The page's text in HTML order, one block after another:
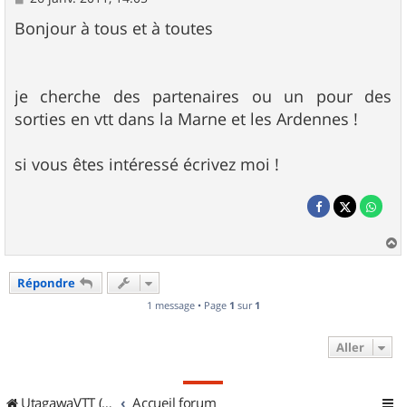
s
s
Bonjour à tous et à toutes
je cherche des partenaires ou un pour des
sorties en vtt dans la Marne et les Ardennes !
si vous êtes intéressé écrivez moi !
a
Répondre
1 message • Page 1 sur 1
Aller
UtagawaVTT (Randos VTT et VTTAE avec traces GPS) Accueil forum